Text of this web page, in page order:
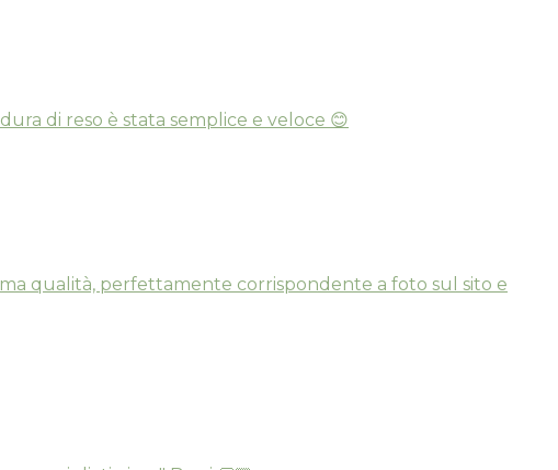
di reso è stata semplice e veloce 😊
qualità, perfettamente corrispondente a foto sul sito e